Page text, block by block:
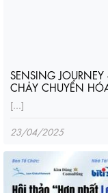
SENSING
CHẢY CHUYỂN
[...]
23/04/2025